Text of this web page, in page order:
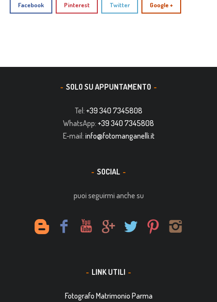
Facebook Pinterest Twitter Google +
SOLO SU APPUNTAMENTO
Tel: +39 340 7345808
WhatsApp: +39 340 7345808
E-mail: info@fotomanganelli.it
SOCIAL
puoi seguirmi anche su
LINK UTILI
Fotografo Matrimonio Parma